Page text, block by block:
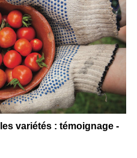
variétés : témoignage -